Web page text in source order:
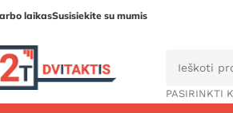
laikasSusisiekite su mumis